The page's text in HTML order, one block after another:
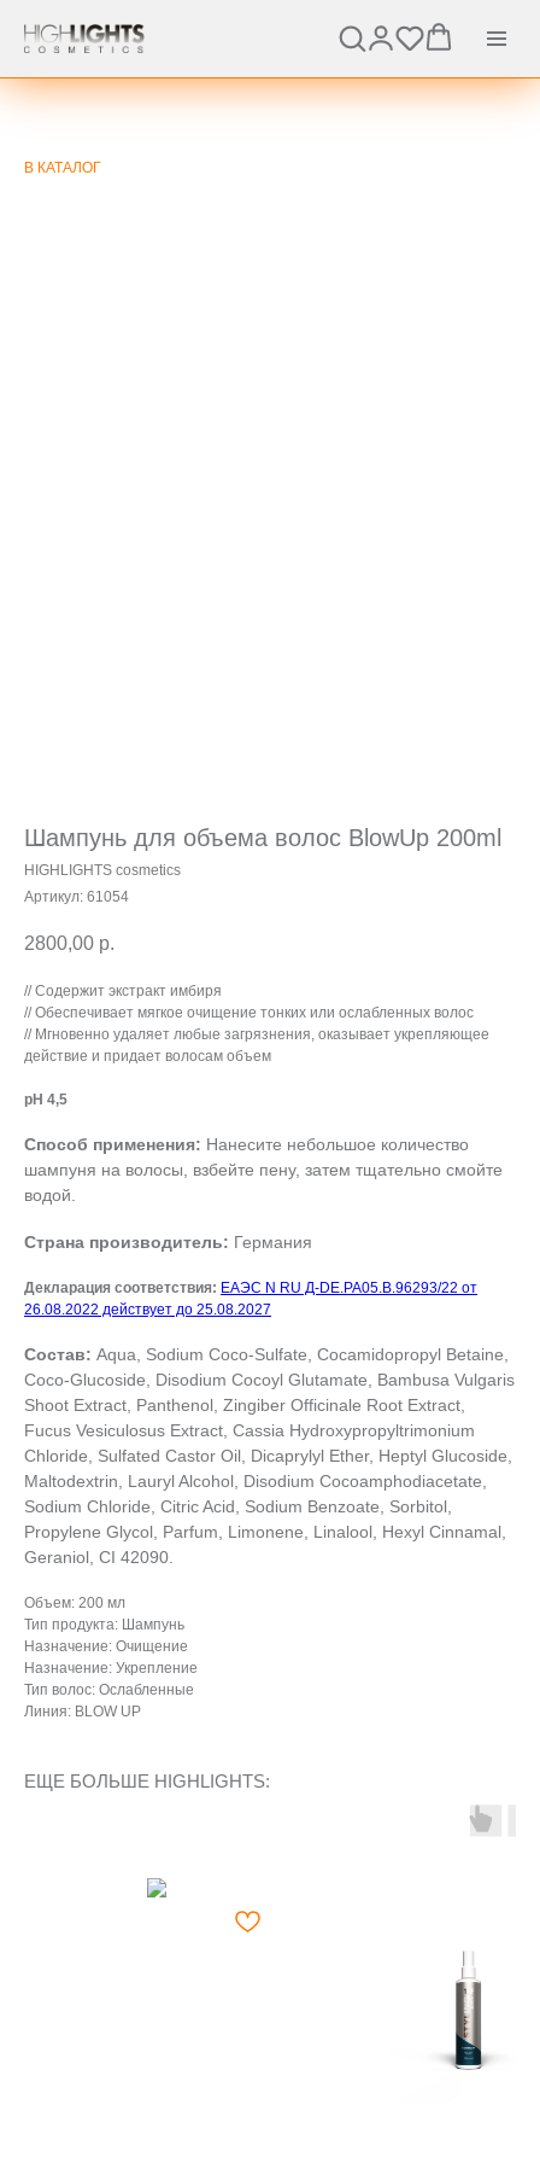
В КАТАЛОГ
Шампунь для объема волос BlowUp 200ml
HIGHLIGHTS cosmetics
Артикул: 61054
2800,00 р.
// Содержит экстракт имбиря
// Обеспечивает мягкое очищение тонких или ослабленных волос
// Мгновенно удаляет любые загрязнения, оказывает укрепляющее
действие и придает волосам объем
pH 4,5
Способ применения: Нанесите небольшое количество
шампуня на волосы, взбейте пену, затем тщательно смойте
водой.
Страна производитель: Германия
Декларация соответствия: ЕАЭС N RU Д-DE.РА05.В.96293/22 от
26.08.2022 действует до 25.08.2027
Состав: Aqua, Sodium Coco-Sulfate, Cocamidopropyl Betaine,
Coco-Glucoside, Disodium Cocoyl Glutamate, Bambusa Vulgaris
Shoot Extract, Panthenol, Zingiber Officinale Root Extract,
Fucus Vesiculosus Extract, Cassia Hydroxypropyltrimonium
Chloride, Sulfated Castor Oil, Dicaprylyl Ether, Heptyl Glucoside,
Maltodextrin, Lauryl Alcohol, Disodium Cocoamphodiacetate,
Sodium Chloride, Citric Acid, Sodium Benzoate, Sorbitol,
Propylene Glycol, Parfum, Limonene, Linalool, Hexyl Cinnamal,
Geraniol, CI 42090.
Объем: 200 мл
Тип продукта: Шампунь
Назначение: Очищение
Назначение: Укрепление
Тип волос: Ослабленные
Линия: BLOW UP
ЕЩЕ БОЛЬШЕ HIGHLIGHTS: